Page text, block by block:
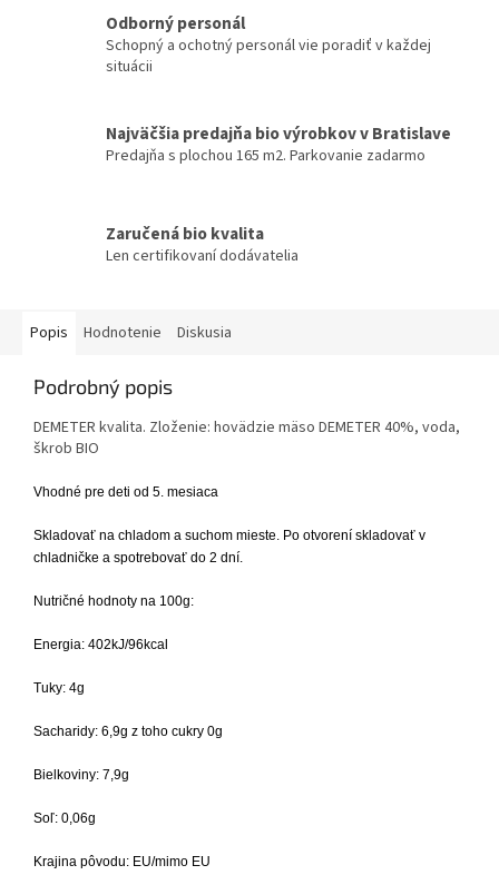
Odborný personál
Schopný a ochotný personál vie poradiť v každej
situácii
Najväčšia predajňa bio výrobkov v Bratislave
Predajňa s plochou 165 m2. Parkovanie zadarmo
Zaručená bio kvalita
Len certifikovaní dodávatelia
Popis Hodnotenie Diskusia
Podrobný popis
DEMETER kvalita. Zloženie: hovädzie mäso DEMETER 40%, voda,
škrob BIO
Vhodné pre deti od 5. mesiaca
Skladovať na chladom a suchom mieste. Po otvorení skladovať v
chladničke a spotrebovať do 2 dní.
Nutričné hodnoty na 100g:
Energia: 402kJ/96kcal
Tuky: 4g
Sacharidy: 6,9g z toho cukry 0g
Bielkoviny: 7,9g
Soľ: 0,06g
Krajina pôvodu: EU/mimo EU